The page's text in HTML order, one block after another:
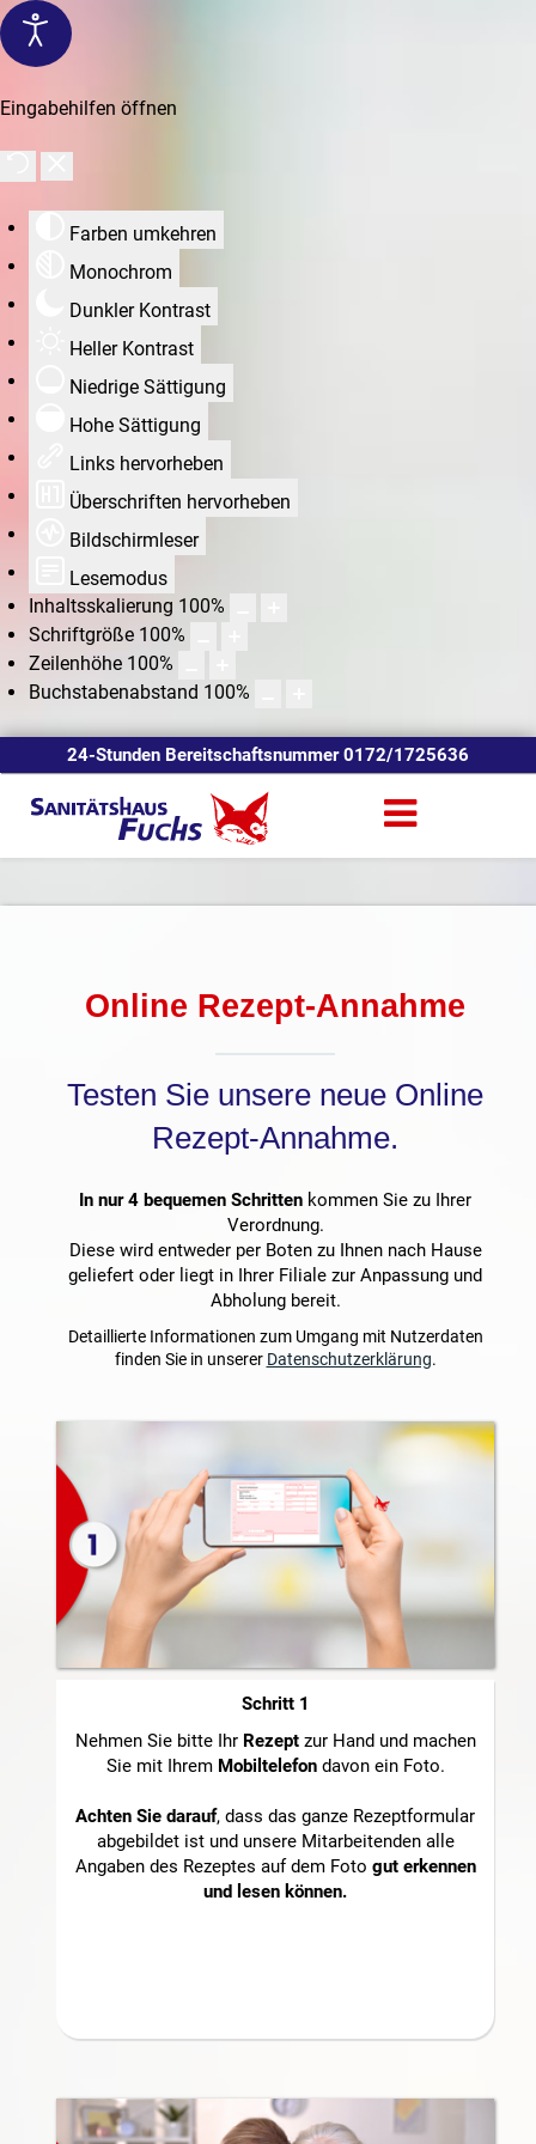
Eingabehilfen öffnen
Farben umkehren
Monochrom
Dunkler Kontrast
Heller Kontrast
Niedrige Sättigung
Hohe Sättigung
Links hervorheben
Überschriften hervorheben
Bildschirmleser
Lesemodus
Inhaltsskalierung 100%
Schriftgröße 100%
Zeilenhöhe 100%
Buchstabenabstand 100%
24-Stunden Bereitschaftsnummer 0172/1725636
Online Rezept-Annahme
Testen Sie unsere neue Online
Rezept-Annahme.
In nur 4 bequemen Schritten kommen Sie zu Ihrer
Verordnung.
Diese wird entweder per Boten zu Ihnen nach Hause
geliefert oder liegt in Ihrer Filiale zur Anpassung und
Abholung bereit.
Detaillierte Informationen zum Umgang mit Nutzerdaten
finden Sie in unserer Datenschutzerklärung.
Schritt 1
Nehmen Sie bitte Ihr Rezeptzur Hand und machen
Sie mit Ihrem Mobiltelefondavon ein Foto.
Achten Sie darauf, dass das ganze Rezeptformular
abgebildet ist und unsere Mitarbeitenden alle
Angaben des Rezeptes auf dem Foto gut erkennen
und lesen können.